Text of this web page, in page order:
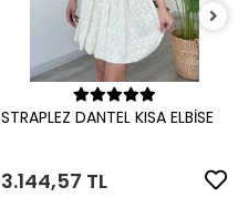
Sepete Ekle
STRAPLEZ DANTEL KISA ELBİSE
3.144,57 TL